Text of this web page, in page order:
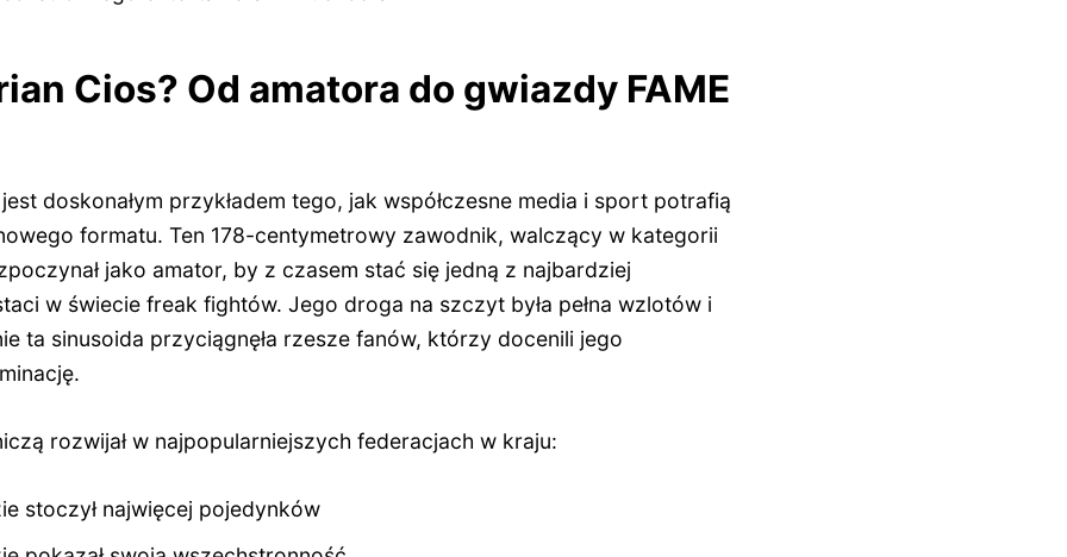
Cios? Od amatora do gwiazdy FAME
doskonałym przykładem tego, jak współczesne media i sport potrafią
formatu. Ten 178-centymetrowy zawodnik, walczący w kategorii
jako amator, by z czasem stać się jedną z najbardziej
w świecie freak fightów. Jego droga na szczyt była pełna wzlotów i
ta sinusoida przyciągnęła rzesze fanów, którzy docenili jego
rozwijał w najpopularniejszych federacjach w kraju:
stoczył najwięcej pojedynków